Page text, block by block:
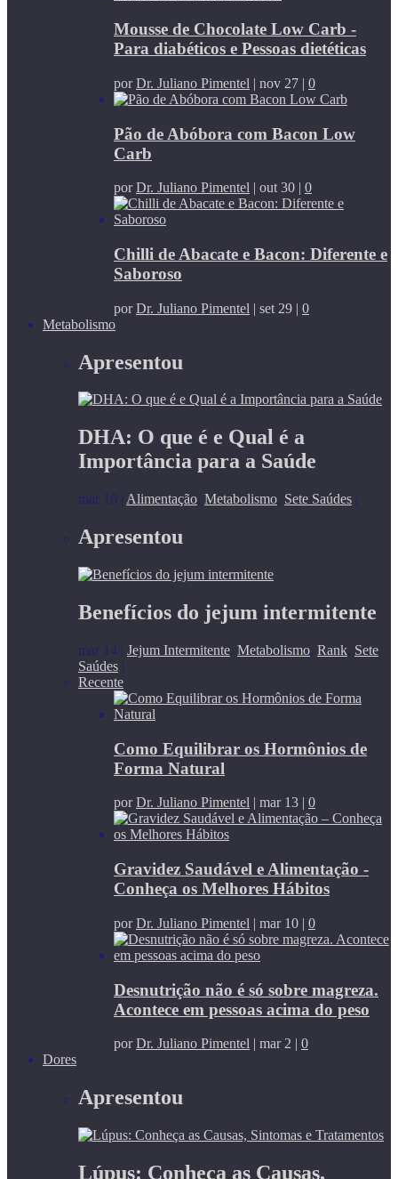
Mousse de Chocolate Low Carb -
Para diabéticos e Pessoas dietéticas
porDr. Juliano Pimentel | nov 27 | 0
Pão de Abóbora com Bacon Low
Carb
porDr. Juliano Pimentel | out 30 | 0
Chilli de Abacate e Bacon: Diferente e
Saboroso
porDr. Juliano Pimentel | set 29 | 0
Metabolismo
Apresentou
DHA: O que é e Qual é a
Importância para a Saúde
mar 16 | Alimentação, Metabolismo, Sete Saúdes |
Apresentou
Benefícios do jejum intermitente
mar 14 | Jejum Intermitente, Metabolismo, Rank, Sete
Saúdes |
Recente
Como Equilibrar os Hormônios de
Forma Natural
porDr. Juliano Pimentel | mar 13 | 0
Gravidez Saudável e Alimentação -
Conheça os Melhores Hábitos
porDr. Juliano Pimentel | mar 10 | 0
Desnutrição não é só sobre magreza.
Acontece em pessoas acima do peso
porDr. Juliano Pimentel | mar 2 | 0
Dores
Apresentou
Lúpus: Conheça as Causas,